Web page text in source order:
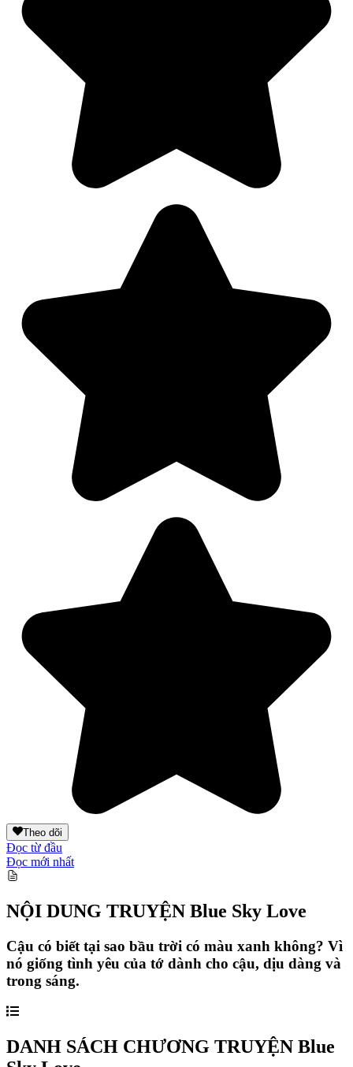
Theo dõi
Đọc từ đầu
Đọc mới nhất
NỘI DUNG TRUYỆN Blue Sky Love
Cậu có biết tại sao bầu trời có màu xanh không? Vì
nó giống tình yêu của tớ dành cho cậu, dịu dàng và
trong sáng.
DANH SÁCH CHƯƠNG TRUYỆN Blue